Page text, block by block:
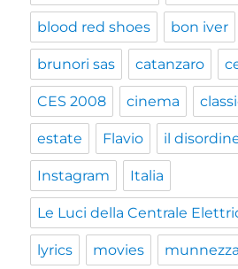
blood red shoes bon iver
brunori sas catanzaro
CES 2008 cinema
estate Flavio il
Instagram Italia
Le Luci della Centrale
lyrics movies